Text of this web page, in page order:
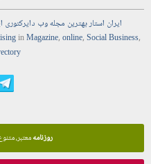
ایران استاربهترین مجلهوب دایرکتوری
inMagazine,online,Social Business,
روزنامهمعتبر،